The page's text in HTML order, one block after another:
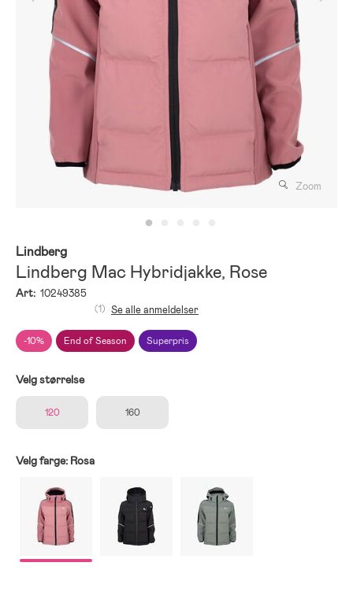
Zoom
Lindberg
Lindberg Mac Hybridjakke, Rose
Art: 10249385
-10% End of Season Superpris
(1) Se alle anmeldelser
Velg størrelse
120 160
Velg farge: Rosa